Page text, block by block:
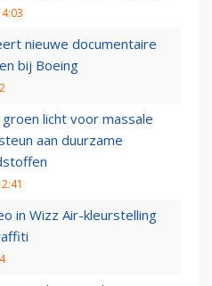
nieuwe documentaire
bij Boeing
licht voor massale
aan duurzame
in Wizz Air-kleurstelling